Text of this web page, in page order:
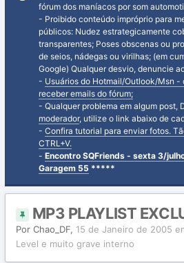
fórum dos maníacos por som
- Proibido conteúdo impróprio para
públicos: Nudez estrategicamente
transparentes; Poses obscenas ou
de seios, nádegas ou virilhas; (em
Google) Qualquer desvio, denuncie
- Usuários do Hotmail/Outlook/Msn -
receber emails do fórum;
- Qualquer problema em algum post,
moderador, utilize o link abaixo de
- Confira tutorial para enviar fotos.
CTRL+V.
- Encontro SQFriends - sexta 3/
Garagem 55 *****
MP3 PLAYLIST
Por Chao_DF, 15 de Janeiro de 2005
Level e muito grave interno